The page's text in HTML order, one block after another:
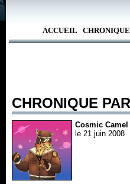
ACCUEIL
CHRONIQUE
Cosmic Camel
le 21 juin 2008